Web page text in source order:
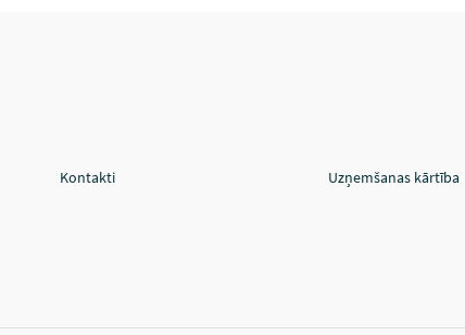
Kontakti Uzņemšanas kārtība